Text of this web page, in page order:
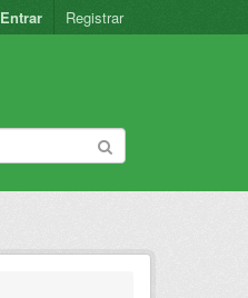
Entrar Registrar